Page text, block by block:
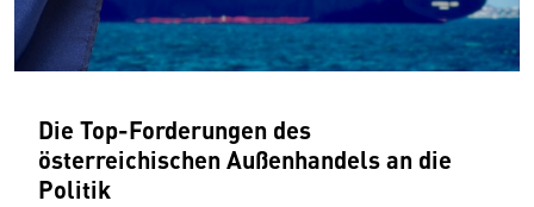
Die Top-Forderungen des
österreichischen Außenhandels an die
Politik